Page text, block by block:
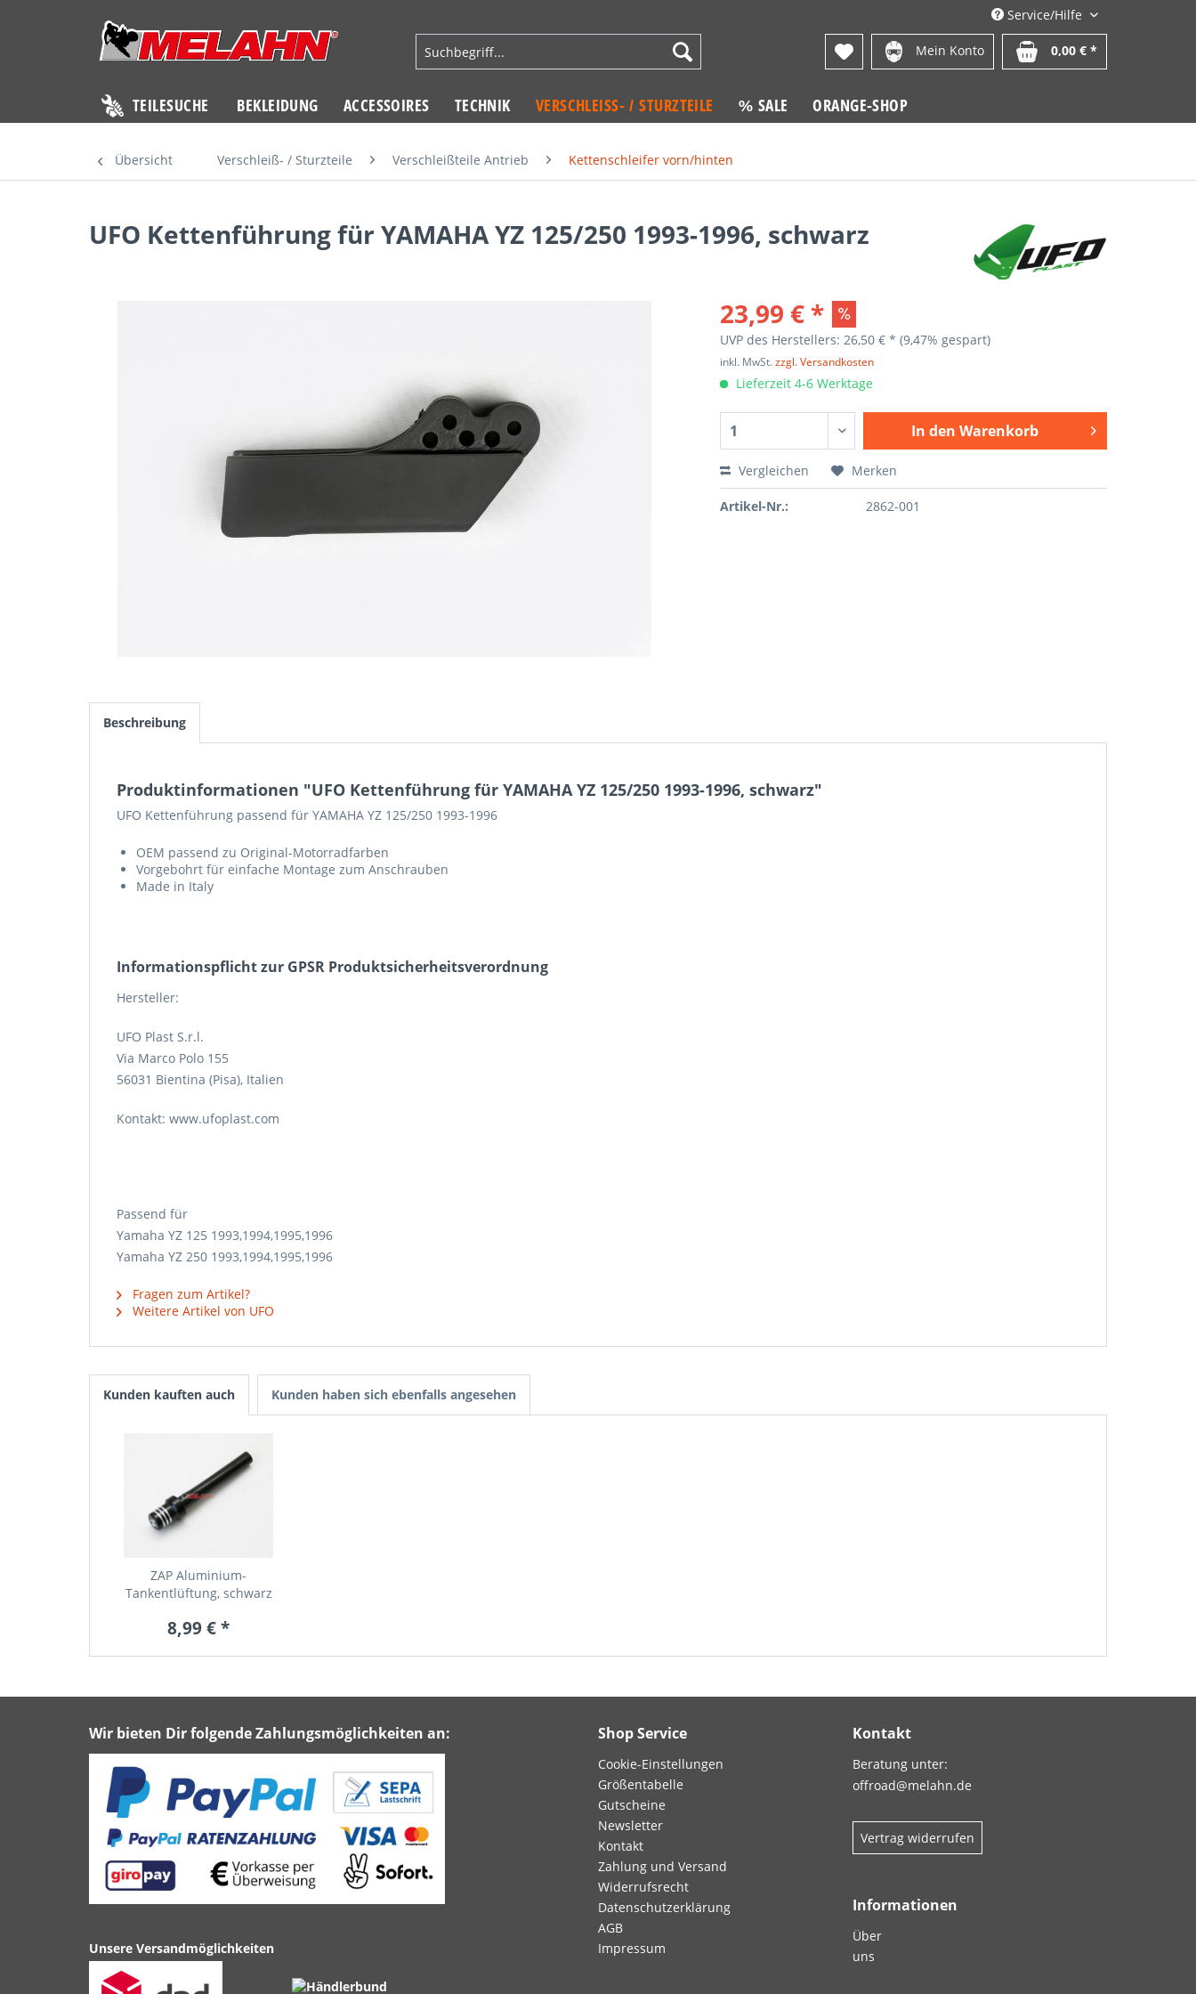
Service/Hilfe
Mein Konto 0,00 € *
TEILESUCHE BEKLEIDUNG ACCESSOIRES TECHNIK VERSCHLEISS- / STURZTEILE % SALE ORANGE-SHOP
Übersicht Verschleiß- / Sturzteile Verschleißteile Antrieb Kettenschleifer vorn/hinten
UFO Kettenführung für YAMAHA YZ 125/250 1993-1996, schwarz
23,99 € *
UVP des Herstellers: 26,50 € *(9,47% gespart)
inkl. MwSt.zzgl. Versandkosten
Lieferzeit 4-6 Werktage
In den Warenkorb
Vergleichen Merken
Artikel-Nr.: 2862-001
Beschreibung
Produktinformationen "UFO Kettenführung für YAMAHA YZ 125/250 1993-1996, schwarz"
UFO Kettenführung passend für YAMAHA YZ 125/250 1993-1996
OEM passend zu Original-Motorradfarben
Vorgebohrt für einfache Montage zum Anschrauben
Made in Italy
Informations­pflicht zur GPSR Produktsicherheits­verordnung
Hersteller:
UFO Plast S.r.l.
Via Marco Polo 155
56031 Bientina (Pisa), Italien
Kontakt: www.ufoplast.com
Passend für
Yamaha YZ 125 1993,1994,1995,1996
Yamaha YZ 250 1993,1994,1995,1996
Fragen zum Artikel?
Weitere Artikel von UFO
Kunden kauften auch Kunden haben sich ebenfalls angesehen
ZAP Aluminium-
Tankentlüftung, schwarz
8,99 € *
Wir bieten Dir folgende Zahlungsmöglichkeiten an:
Unsere Versandmöglichkeiten
Shop Service
Cookie-Einstellungen
Größentabelle
Gutscheine
Newsletter
Kontakt
Zahlung und Versand
Widerrufsrecht
Datenschutzerklärung
AGB
Impressum
Kontakt
Beratung unter:
offroad@melahn.de
Vertrag widerrufen
Informationen
Über
uns